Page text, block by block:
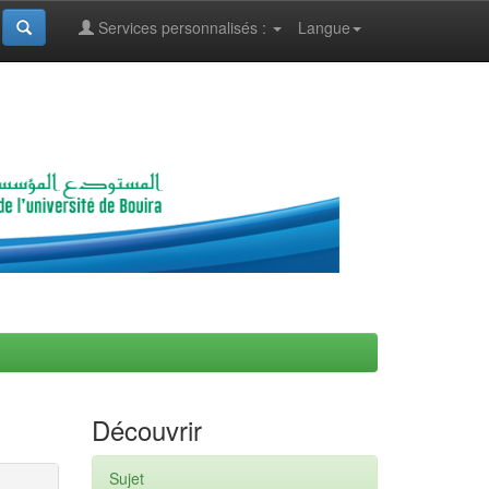
Langue
Services personnalisés :
Découvrir
Sujet